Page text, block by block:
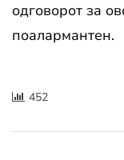
одговорот за
поалармантен.
452